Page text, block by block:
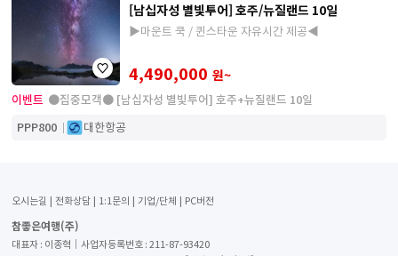
[남십자성 별빛투어] 호주/뉴질랜드 10일
▶마운트 쿡 / 퀸스타운 자유시간 제공◀
4,490,000 원~
이벤트 ●집중모객● [남십자성 별빛투어] 호주+뉴질랜드 10일
PPP800
대한항공
오시는길 전화상담 1:1문의 기업/단체 PC버전
참좋은여행(주)
대표자 : 이종혁│사업자등록번호 : 211-87-93420